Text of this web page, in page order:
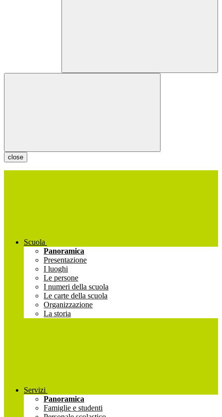
close
Scuola
Panoramica
Presentazione
I luoghi
Le persone
I numeri della scuola
Le carte della scuola
Organizzazione
La storia
Servizi
Panoramica
Famiglie e studenti